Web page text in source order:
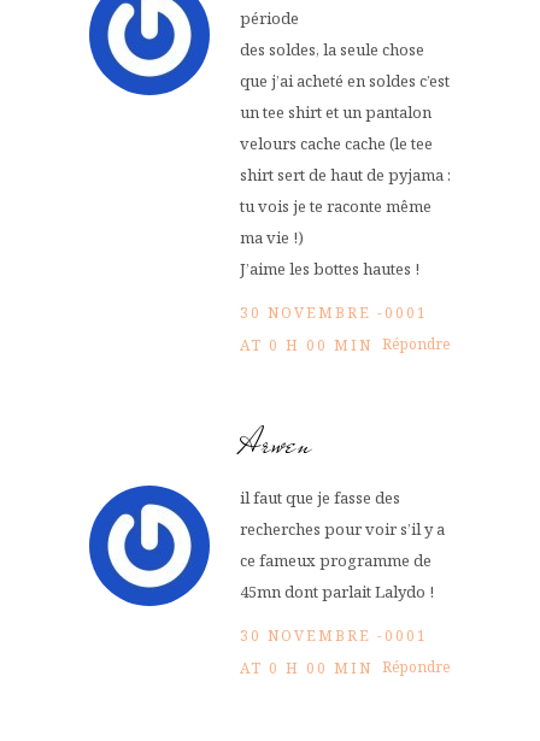
période
des soldes, la seule chose
que j’ai acheté en soldes c’est
un tee shirt et un pantalon
velours cache cache (le tee
shirt sert de haut de pyjama :
tu vois je te raconte même
ma vie !)
J’aime les bottes hautes !
30 NOVEMBRE -0001
AT 0 H 00 MIN Répondre
Arwen
il faut que je fasse des
recherches pour voir s’il y a
ce fameux programme de
45mn dont parlait Lalydo !
30 NOVEMBRE -0001
AT 0 H 00 MIN Répondre